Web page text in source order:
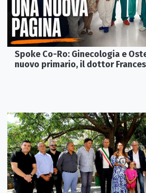
Spoke Co-Ro: Ginecologia e
nuovo primario, il dottor